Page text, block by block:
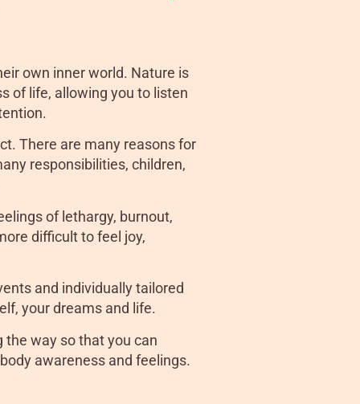
own inner world. Nature is
of life, allowing you to listen
There are many reasons for
responsibilities, children,
of lethargy, burnout,
difficult to feel joy,
and individually tailored
your dreams and life.
the way so that you can
awareness and feelings.